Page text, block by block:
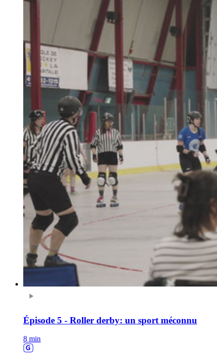
Épisode 5 - Roller derby: un sport méconnu
8 min